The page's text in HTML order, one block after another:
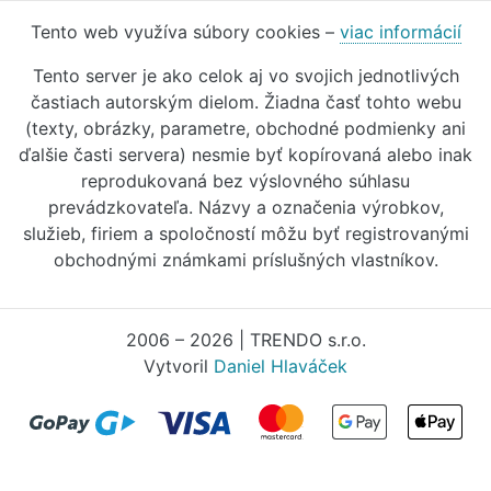
Tento web využíva súbory cookies – viac informácií
Tento server je ako celok aj vo svojich jednotlivých
častiach autorským dielom. Žiadna časť tohto webu
(texty, obrázky, parametre, obchodné podmienky ani
ďalšie časti servera) nesmie byť kopírovaná alebo inak
reprodukovaná bez výslovného súhlasu
prevádzkovateľa. Názvy a označenia výrobkov,
služieb, firiem a spoločností môžu byť registrovanými
obchodnými známkami príslušných vlastníkov.
2006 – 2026 | TRENDO s.r.o.
Vytvoril Daniel Hlaváček